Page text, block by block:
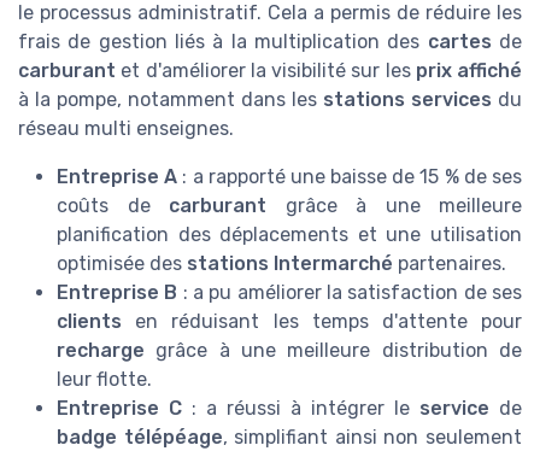
le processus administratif. Cela a permis de réduire les
frais de gestion liés à la multiplication des cartes de
carburant et d'améliorer la visibilité sur les prix affiché
à la pompe, notamment dans les stations services du
réseau multi enseignes.
Entreprise A : a rapporté une baisse de 15 % de ses
coûts de carburant grâce à une meilleure
planification des déplacements et une utilisation
optimisée des stations Intermarché partenaires.
Entreprise B : a pu améliorer la satisfaction de ses
clients en réduisant les temps d'attente pour
recharge grâce à une meilleure distribution de
leur flotte.
Entreprise C : a réussi à intégrer le service de
badge télépéage, simplifiant ainsi non seulement